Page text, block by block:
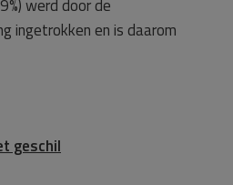
werd door de
ingetrokken en is daarom
geschil